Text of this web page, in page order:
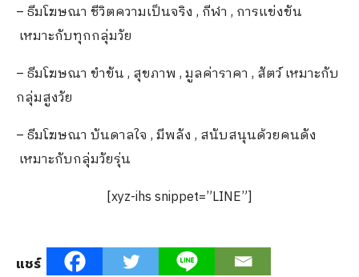
– ธีมโฆษณา ชีวิตความเป็นจริง , กีฬา , การแข่งขัน
เหมาะกับทุกกลุ่มวัย
– ธีมโฆษณา ขำขัน , สุขภาพ , มูลค่าราคา , สัตว์ เหมาะกับ
กลุ่มสูงวัย
– ธีมโฆษณา บันดาลใจ , มีพลัง , สนับสนุนด้วยคนดัง
เหมาะกับกลุ่มวัยรุ่น
[xyz-ihs snippet=”LINE”]
แชร์